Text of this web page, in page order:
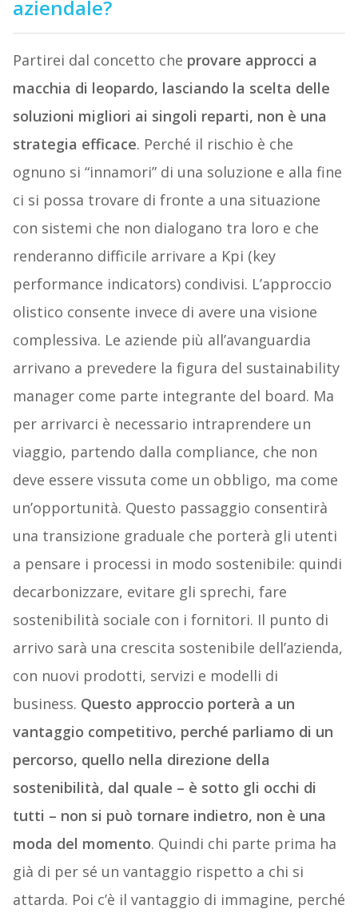
aziendale?
Partirei dal concetto che provare approcci a
macchia di leopardo, lasciando la scelta delle
soluzioni migliori ai singoli reparti, non è una
strategia efficace. Perché il rischio è che
ognuno si “innamori” di una soluzione e alla fine
ci si possa trovare di fronte a una situazione
con sistemi che non dialogano tra loro e che
renderanno difficile arrivare a Kpi (key
performance indicators) condivisi. L’approccio
olistico consente invece di avere una visione
complessiva. Le aziende più all’avanguardia
arrivano a prevedere la figura del sustainability
manager come parte integrante del board. Ma
per arrivarci è necessario intraprendere un
viaggio, partendo dalla compliance, che non
deve essere vissuta come un obbligo, ma come
un’opportunità. Questo passaggio consentirà
una transizione graduale che porterà gli utenti
a pensare i processi in modo sostenibile: quindi
decarbonizzare, evitare gli sprechi, fare
sostenibilità sociale con i fornitori. Il punto di
arrivo sarà una crescita sostenibile dell’azienda,
con nuovi prodotti, servizi e modelli di
business. Questo approccio porterà a un
vantaggio competitivo, perché parliamo di un
percorso, quello nella direzione della
sostenibilità, dal quale – è sotto gli occhi di
tutti – non si può tornare indietro, non è una
moda del momento. Quindi chi parte prima ha
già di per sé un vantaggio rispetto a chi si
attarda. Poi c’è il vantaggio di immagine, perché